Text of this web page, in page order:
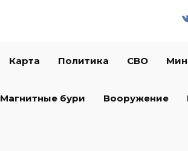
Карта Политика СВО
Магнитные бури Вооружение